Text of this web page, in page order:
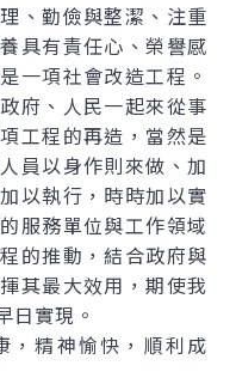
、勤儉與整潔、注重
具有責任心、榮譽感
一項社會改造工程。
府、人民一起來從事
工程的再造，當然是
員以身作則來做、加
以執行，時時加以實
服務單位與工作領域
的推動，結合政府與
其最大效用，期使我
日實現。
精神愉快，順利成